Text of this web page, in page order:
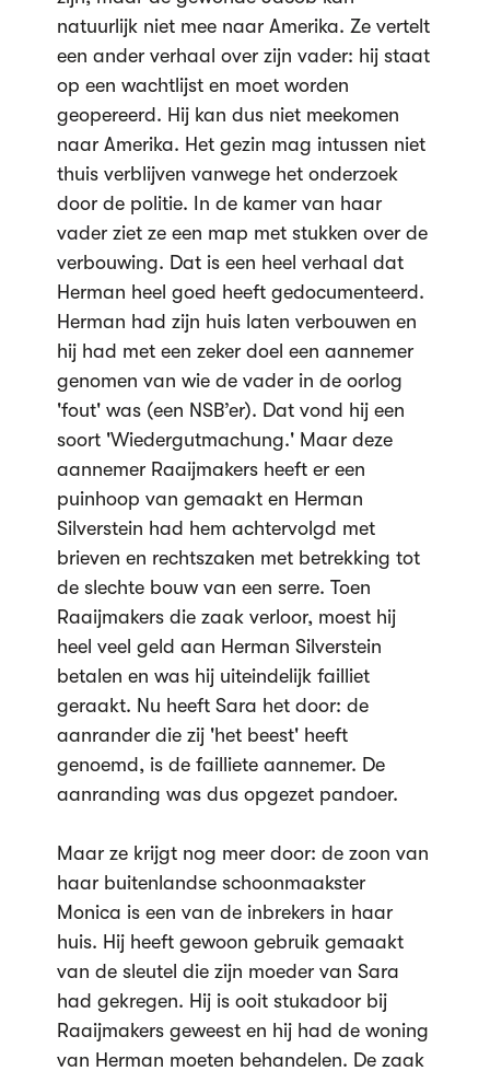
natuurlijk niet mee naar Amerika. Ze vertelt
een ander verhaal over zijn vader: hij staat
op een wachtlijst en moet worden
geopereerd. Hij kan dus niet meekomen
naar Amerika. Het gezin mag intussen niet
thuis verblijven vanwege het onderzoek
door de politie. In de kamer van haar
vader ziet ze een map met stukken over de
verbouwing. Dat is een heel verhaal dat
Herman heel goed heeft gedocumenteerd.
Herman had zijn huis laten verbouwen en
hij had met een zeker doel een aannemer
genomen van wie de vader in de oorlog
'fout' was (een NSB’er). Dat vond hij een
soort 'Wiedergutmachung.' Maar deze
aannemer Raaijmakers heeft er een
puinhoop van gemaakt en Herman
Silverstein had hem achtervolgd met
brieven en rechtszaken met betrekking tot
de slechte bouw van een serre. Toen
Raaijmakers die zaak verloor, moest hij
heel veel geld aan Herman Silverstein
betalen en was hij uiteindelijk failliet
geraakt. Nu heeft Sara het door: de
aanrander die zij 'het beest' heeft
genoemd, is de failliete aannemer. De
aanranding was dus opgezet pandoer.
Maar ze krijgt nog meer door: de zoon van
haar buitenlandse schoonmaakster
Monica is een van de inbrekers in haar
huis. Hij heeft gewoon gebruik gemaakt
van de sleutel die zijn moeder van Sara
had gekregen. Hij is ooit stukadoor bij
Raaijmakers geweest en hij had de woning
van Herman moeten behandelen. De zaak